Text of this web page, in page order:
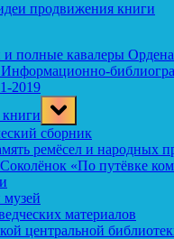
продвижения книги
и полные кавалеры
2019
книги
Toggle
sub-
menu
сборник
ремёсел и народных
«По путёвке
музей
материалов
центральной